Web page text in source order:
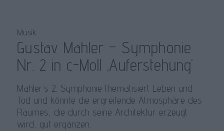
Musik
Gustav Mahler – Symphonie
Nr. 2 in c-Moll ‚Auferstehung‘
Mahler’s 2. Symphonie thematisiert Leben und
Tod und könnte die ergreifende Atmosphäre des
Raumes, die durch seine Architektur erzeugt
wird, gut ergänzen.